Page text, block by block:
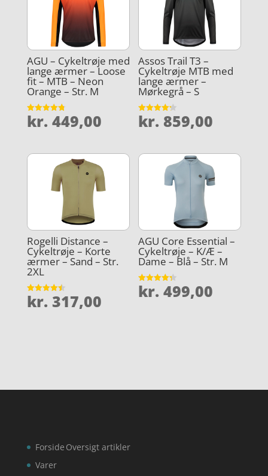
AGU – Cykeltrøje med
lange ærmer – Loose
fit – MTB – Neon
Orange – Str. M
Vurderet
4.8
kr. 449,00
Assos Trail T3 –
Cykeltrøje MTB med
lange ærmer –
Mørkegrå – S
Vurderet
4.2
kr. 859,00
Rogelli Distance –
Cykeltrøje – Korte
ærmer – Sand – Str.
2XL
Vurderet
4.5
kr. 317,00
AGU Core Essential –
Cykeltrøje – K/Æ –
Dame – Blå – Str. M
Vurderet
4.3
kr. 499,00
Forside
Varer
Oversigt artikler